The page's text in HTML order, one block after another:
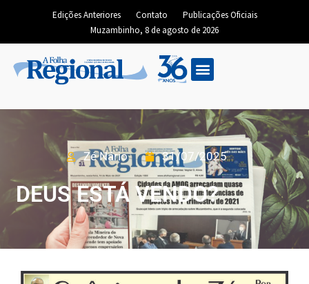
Edições Anteriores Contato
Publicações Oficiais
Muzambinho, 8 de agosto de 2026
Zé Nário 31/07/2025
DEUS ESTÁ VENDO?